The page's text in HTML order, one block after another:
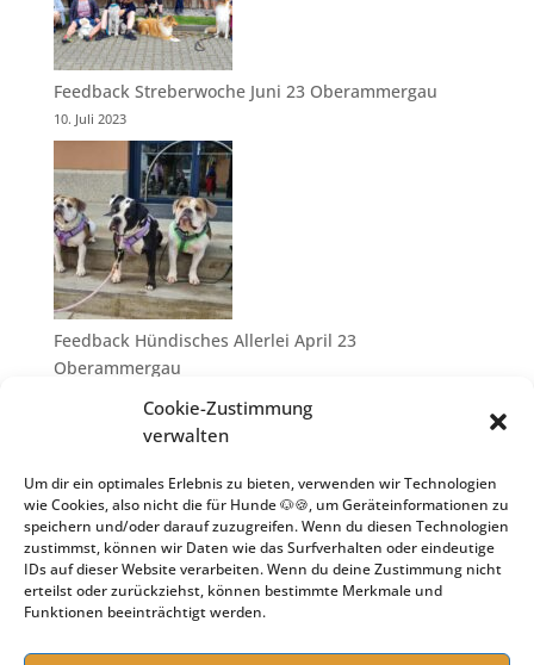
Cookie-Zustimmung
verwalten
Um dir ein optimales Erlebnis zu bieten, verwenden wir Technologien
wie Cookies, also nicht die für Hunde 🐶🍪, um Geräteinformationen zu
speichern und/oder darauf zuzugreifen. Wenn du diesen Technologien
zustimmst, können wir Daten wie das Surfverhalten oder eindeutige
IDs auf dieser Website verarbeiten. Wenn du deine Zustimmung nicht
erteilst oder zurückziehst, können bestimmte Merkmale und
Funktionen beeinträchtigt werden.
Feedback Streberwoche Juni 23 Oberammergau
10. Juli 2023
Feedback Hündisches Allerlei April 23
Oberammergau
Goodbye Hundeschule – Hello Hundeseminare